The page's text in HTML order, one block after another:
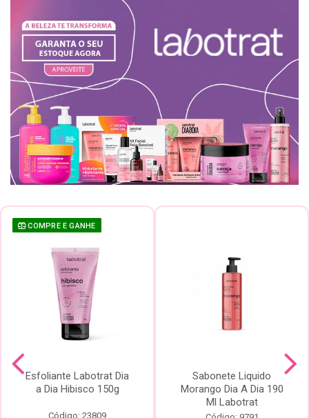
COMPRE E GANHE
Esfoliante Labotrat Dia
a Dia Hibisco 150g
Código: 23809
Sabonete Liquido
Morango Dia A Dia 190
Ml Labotrat